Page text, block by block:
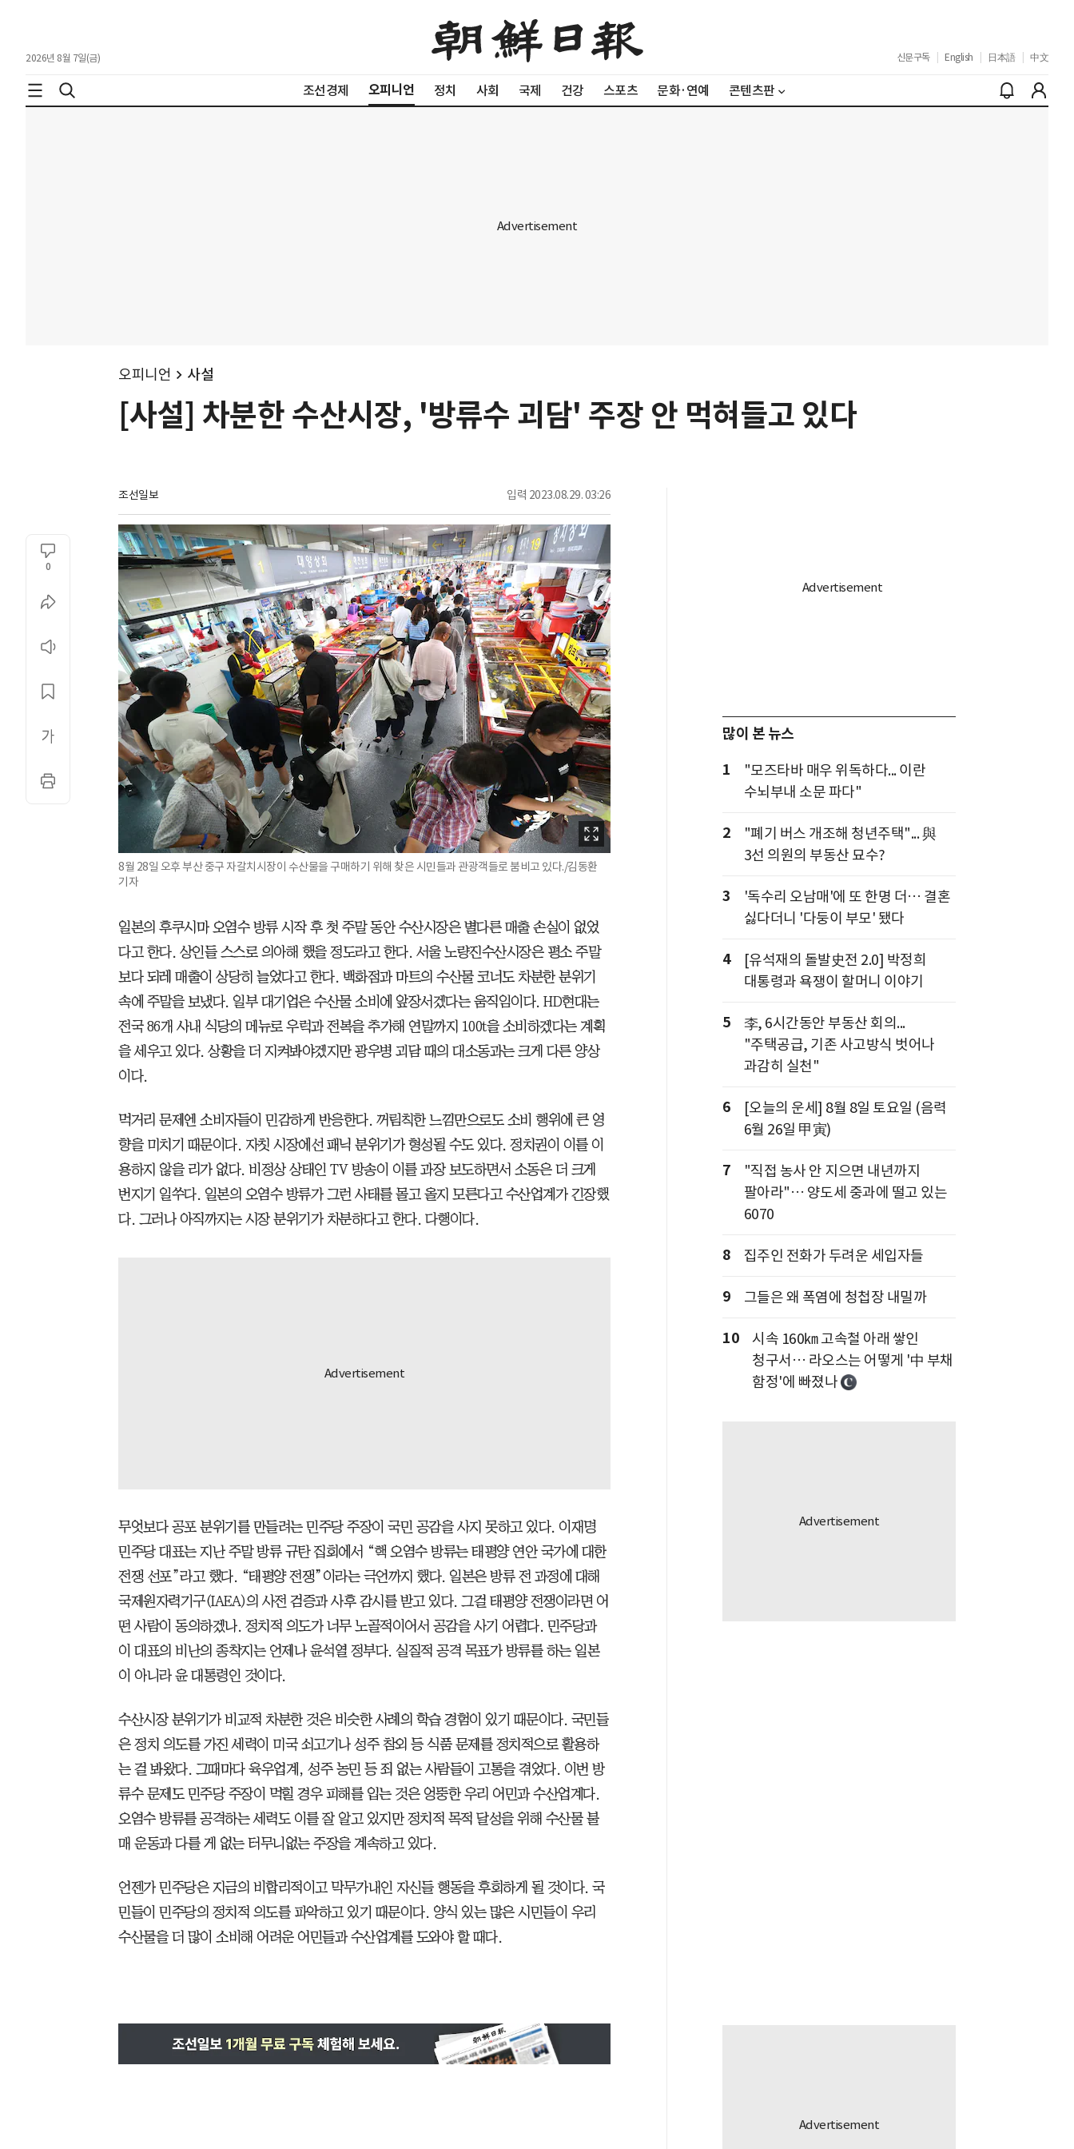
2026년 8월 7일(금) 신문구독 English 日本語 中文
조선경제 오피니언 정치 사회 국제 건강 스포츠 문화·연예 콘텐츠판
오피니언 사설
[사설] 차분한 수산시장, '방류수 괴담' 주장 안 먹혀들고 있다
조선일보 입력 2023.08.29. 03:26
0
8월 28일 오후 부산 중구 자갈치시장이 수산물을 구매하기 위해 찾은 시민들과 관광객들로 붐비고 있다./김동환
기자
일본의 후쿠시마 오염수 방류 시작 후 첫 주말 동안 수산시장은 별다른 매출 손실이 없었
다고 한다. 상인들 스스로 의아해 했을 정도라고 한다. 서울 노량진수산시장은 평소 주말
보다 되레 매출이 상당히 늘었다고 한다. 백화점과 마트의 수산물 코너도 차분한 분위기
속에 주말을 보냈다. 일부 대기업은 수산물 소비에 앞장서겠다는 움직임이다. HD현대는
전국 86개 사내 식당의 메뉴로 우럭과 전복을 추가해 연말까지 100t을 소비하겠다는 계획
을 세우고 있다. 상황을 더 지켜봐야겠지만 광우병 괴담 때의 대소동과는 크게 다른 양상
이다.
먹거리 문제엔 소비자들이 민감하게 반응한다. 꺼림칙한 느낌만으로도 소비 행위에 큰 영
향을 미치기 때문이다. 자칫 시장에선 패닉 분위기가 형성될 수도 있다. 정치권이 이를 이
용하지 않을 리가 없다. 비정상 상태인 TV 방송이 이를 과장 보도하면서 소동은 더 크게
번지기 일쑤다. 일본의 오염수 방류가 그런 사태를 몰고 올지 모른다고 수산업계가 긴장했
다. 그러나 아직까지는 시장 분위기가 차분하다고 한다. 다행이다.
무엇보다 공포 분위기를 만들려는 민주당 주장이 국민 공감을 사지 못하고 있다. 이재명
민주당 대표는 지난 주말 방류 규탄 집회에서 “핵 오염수 방류는 태평양 연안 국가에 대한
전쟁 선포”라고 했다. “태평양 전쟁”이라는 극언까지 했다. 일본은 방류 전 과정에 대해
국제원자력기구(IAEA)의 사전 검증과 사후 감시를 받고 있다. 그걸 태평양 전쟁이라면 어
떤 사람이 동의하겠나. 정치적 의도가 너무 노골적이어서 공감을 사기 어렵다. 민주당과
이 대표의 비난의 종착지는 언제나 윤석열 정부다. 실질적 공격 목표가 방류를 하는 일본
이 아니라 윤 대통령인 것이다.
수산시장 분위기가 비교적 차분한 것은 비슷한 사례의 학습 경험이 있기 때문이다. 국민들
은 정치 의도를 가진 세력이 미국 쇠고기나 성주 참외 등 식품 문제를 정치적으로 활용하
는 걸 봐왔다. 그때마다 육우업계, 성주 농민 등 죄 없는 사람들이 고통을 겪었다. 이번 방
류수 문제도 민주당 주장이 먹힐 경우 피해를 입는 것은 엉뚱한 우리 어민과 수산업계다.
오염수 방류를 공격하는 세력도 이를 잘 알고 있지만 정치적 목적 달성을 위해 수산물 불
매 운동과 다를 게 없는 터무니없는 주장을 계속하고 있다.
언젠가 민주당은 지금의 비합리적이고 막무가내인 자신들 행동을 후회하게 될 것이다. 국
민들이 민주당의 정치적 의도를 파악하고 있기 때문이다. 양식 있는 많은 시민들이 우리
수산물을 더 많이 소비해 어려운 어민들과 수산업계를 도와야 할 때다.
많이 본 뉴스
1
"모즈타바 매우 위독하다... 이란
수뇌부내 소문 파다"
2
"폐기 버스 개조해 청년주택"... 與
3선 의원의 부동산 묘수?
3
'독수리 오남매'에 또 한명 더… 결혼
싫다더니 '다둥이 부모' 됐다
4
[유석재의 돌발史전 2.0] 박정희
대통령과 욕쟁이 할머니 이야기
5
李, 6시간동안 부동산 회의...
"주택공급, 기존 사고방식 벗어나
과감히 실천"
6
[오늘의 운세] 8월 8일 토요일 (음력
6월 26일 甲寅)
7
"직접 농사 안 지으면 내년까지
팔아라"… 양도세 중과에 떨고 있는
6070
8 집주인 전화가 두려운 세입자들
9 그들은 왜 폭염에 청첩장 내밀까
10
시속 160㎞ 고속철 아래 쌓인
청구서… 라오스는 어떻게 '中 부채
함정'에 빠졌나